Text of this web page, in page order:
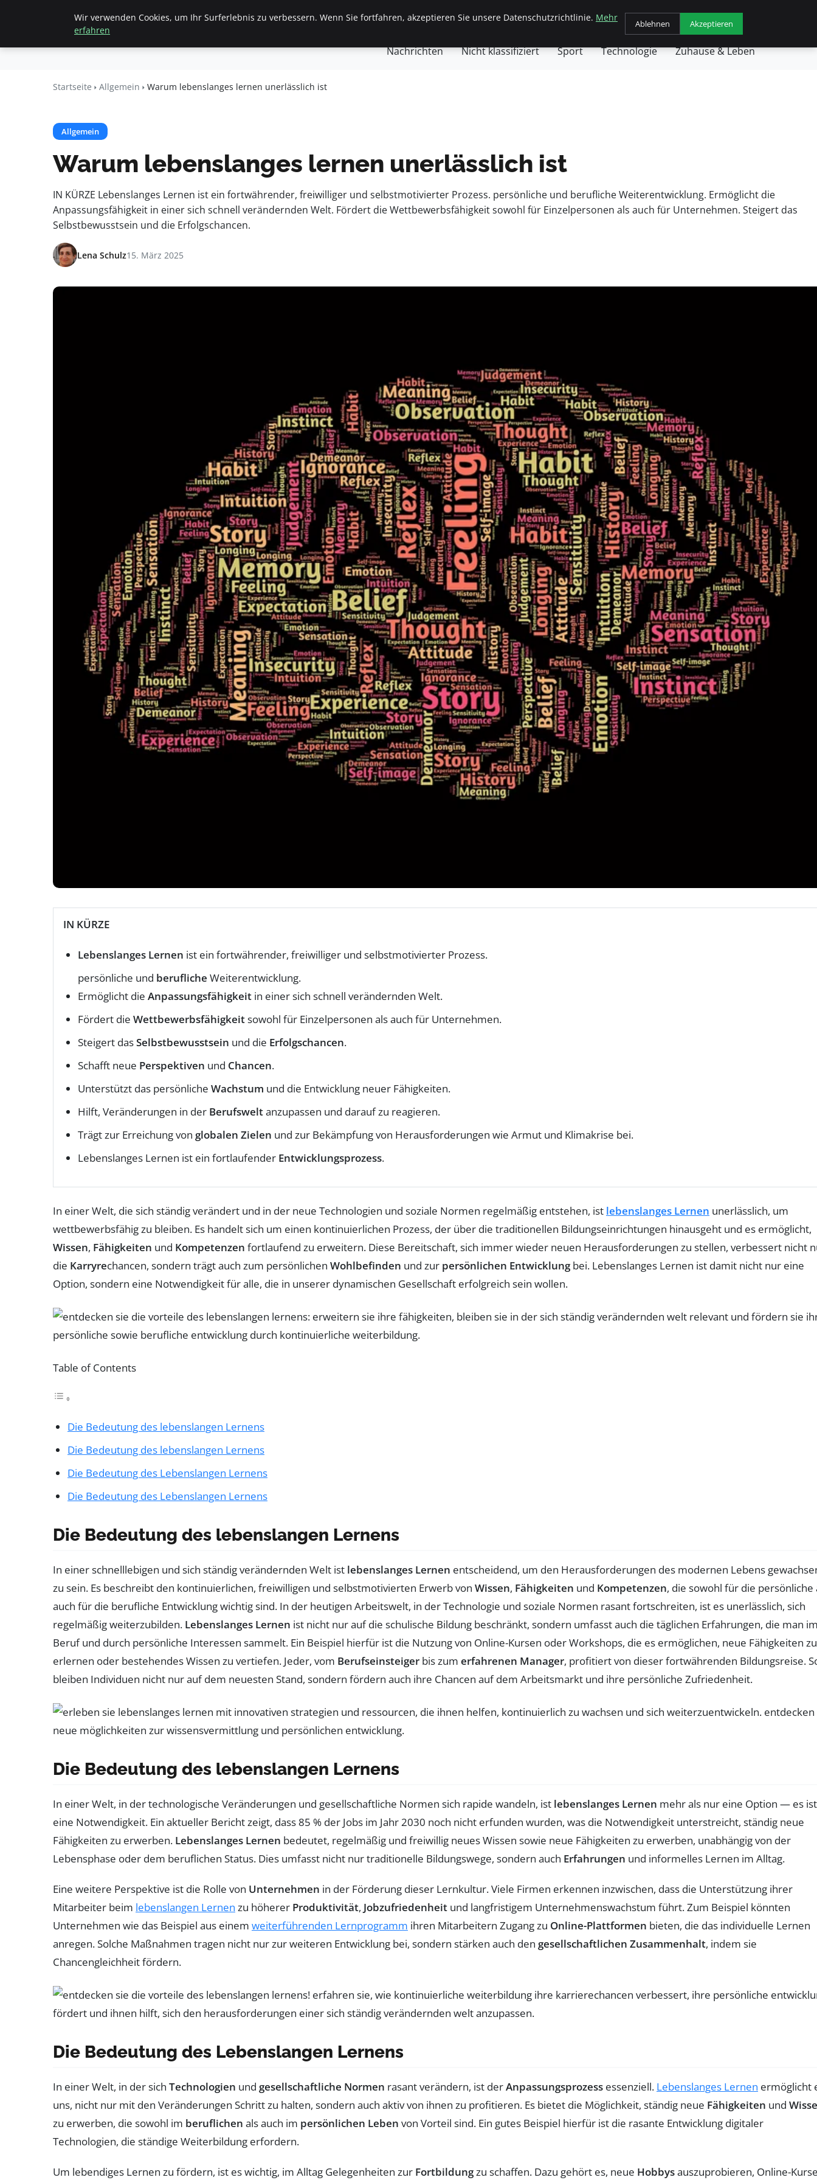
Beyond
Startseite Allgemein Finanzen & Immobilien Frauen / Mode Geschäft Gesundheit Haustiere Kochen
Nachrichten Nicht klassifiziert Sport Technologie Zuhause & Leben
Startseite Allgemein Warum lebenslanges lernen unerlässlich ist
Allgemein
Warum lebenslanges lernen unerlässlich ist
IN KÜRZE Lebenslanges Lernen ist ein fortwährender, freiwilliger und selbstmotivierter Prozess. persönliche und berufliche Weiterentwicklung. Ermöglicht die
Anpassungsfähigkeit in einer sich schnell verändernden Welt. Fördert die Wettbewerbsfähigkeit sowohl für Einzelpersonen als auch für Unternehmen. Steigert das
Selbstbewusstsein und die Erfolgschancen.
Lena Schulz15. März 2025
IN KÜRZE
Lebenslanges Lernen ist ein fortwährender, freiwilliger und selbstmotivierter Prozess.
persönliche und berufliche Weiterentwicklung.
Ermöglicht die Anpassungsfähigkeit in einer sich schnell verändernden Welt.
Fördert die Wettbewerbsfähigkeitsowohl für Einzelpersonen als auch für Unternehmen.
Steigert dasSelbstbewusstsein und die Erfolgschancen.
Schafft neue Perspektiven und Chancen.
Unterstützt das persönliche Wachstum und die Entwicklung neuer Fähigkeiten.
Hilft, Veränderungen in der Berufsweltanzupassen und darauf zu reagieren.
Trägt zur Erreichung von globalen Zielen und zur Bekämpfung von Herausforderungen wie Armut und Klimakrise bei.
Lebenslanges Lernen ist ein fortlaufender Entwicklungsprozess.
In einer Welt, die sich ständig verändert und in der neue Technologien und soziale Normen regelmäßig entstehen, ist lebenslanges Lernen unerlässlich, um
wettbewerbsfähig zu bleiben. Es handelt sich um einen kontinuierlichen Prozess, der über die traditionellen Bildungseinrichtungen hinausgeht und es ermöglicht,
Wissen, Fähigkeiten und Kompetenzen fortlaufend zu erweitern. Diese Bereitschaft, sich immer wieder neuen Herausforderungen zu stellen, verbessert nicht
die Karryrechancen, sondern trägt auch zum persönlichen Wohlbefinden und zur persönlichen Entwicklungbei. Lebenslanges Lernen ist damit nicht nur eine
Option, sondern eine Notwendigkeit für alle, die in unserer dynamischen Gesellschaft erfolgreich sein wollen.
Table of Contents
Die Bedeutung des lebenslangen Lernens
Die Bedeutung des lebenslangen Lernens
Die Bedeutung des Lebenslangen Lernens
Die Bedeutung des Lebenslangen Lernens
Die Bedeutung des lebenslangen Lernens
In einer schnelllebigen und sich ständig verändernden Welt ist lebenslanges Lernen entscheidend, um den Herausforderungen des modernen Lebens
zu sein. Es beschreibt den kontinuierlichen, freiwilligen und selbstmotivierten Erwerb von Wissen, Fähigkeiten und Kompetenzen, die sowohl für die persönliche
auch für die berufliche Entwicklung wichtig sind. In der heutigen Arbeitswelt, in der Technologie und soziale Normen rasant fortschreiten, ist es unerlässlich, sich
regelmäßig weiterzubilden. Lebenslanges Lernen ist nicht nur auf die schulische Bildung beschränkt, sondern umfasst auch die täglichen Erfahrungen, die man
Beruf und durch persönliche Interessen sammelt. Ein Beispiel hierfür ist die Nutzung von Online-Kursen oder Workshops, die es ermöglichen, neue Fähigkeiten zu
erlernen oder bestehendes Wissen zu vertiefen. Jeder, vom Berufseinsteiger bis zum erfahrenen Manager, profitiert von dieser fortwährenden Bildungsreise.
bleiben Individuen nicht nur auf dem neuesten Stand, sondern fördern auch ihre Chancen auf dem Arbeitsmarkt und ihre persönliche Zufriedenheit.
Die Bedeutung des lebenslangen Lernens
In einer Welt, in der technologische Veränderungen und gesellschaftliche Normen sich rapide wandeln, ist lebenslanges Lernen mehr als nur eine Option — es ist
eine Notwendigkeit. Ein aktueller Bericht zeigt, dass 85 % der Jobs im Jahr 2030 noch nicht erfunden wurden, was die Notwendigkeit unterstreicht, ständig neue
Fähigkeiten zu erwerben. Lebenslanges Lernen bedeutet, regelmäßig und freiwillig neues Wissen sowie neue Fähigkeiten zu erwerben, unabhängig von der
Lebensphase oder dem beruflichen Status. Dies umfasst nicht nur traditionelle Bildungswege, sondern auch Erfahrungen und informelles Lernen im Alltag.
Eine weitere Perspektive ist die Rolle von Unternehmen in der Förderung dieser Lernkultur. Viele Firmen erkennen inzwischen, dass die Unterstützung ihrer
Mitarbeiter beim lebenslangen Lernen zu höherer Produktivität, Jobzufriedenheit und langfristigem Unternehmenswachstum führt. Zum Beispiel könnten
Unternehmen wie das Beispiel aus einem weiterführenden Lernprogramm ihren Mitarbeitern Zugang zu Online-Plattformen bieten, die das individuelle Lernen
anregen. Solche Maßnahmen tragen nicht nur zur weiteren Entwicklung bei, sondern stärken auch den gesellschaftlichen Zusammenhalt, indem sie
Chancengleichheit fördern.
Die Bedeutung des Lebenslangen Lernens
In einer Welt, in der sich Technologien und gesellschaftliche Normen rasant verändern, ist derAnpassungsprozess essenziell. Lebenslanges Lernen ermöglicht
uns, nicht nur mit den Veränderungen Schritt zu halten, sondern auch aktiv von ihnen zu profitieren. Es bietet die Möglichkeit, ständig neue Fähigkeiten und
zu erwerben, die sowohl im beruflichen als auch im persönlichen Leben von Vorteil sind. Ein gutes Beispiel hierfür ist die rasante Entwicklung digitaler
Technologien, die ständige Weiterbildung erfordern.
Um lebendiges Lernen zu fördern, ist es wichtig, im Alltag Gelegenheiten zur Fortbildungzu schaffen. Dazu gehört es, neue Hobbysauszuprobieren, Online-
Wir verwenden Cookies, um Ihr Surferlebnis zu verbessern. Wenn Sie fortfahren, akzeptieren Sie unsere Datenschutzrichtlinie. Mehr
erfahren
Ablehnen Akzeptieren